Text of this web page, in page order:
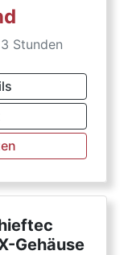
Stunden
Gehäuse